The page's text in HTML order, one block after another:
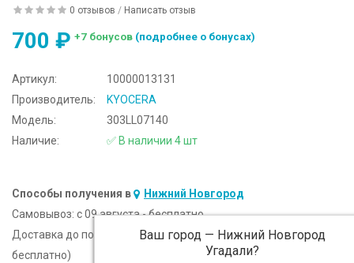
0 отзывов / Написать отзыв
700 ₽ +7 бонусов (подробнее о бонусах)
Артикул:
10000013131
Производитель:
KYOCERA
Модель:
303LL07140
Наличие:
✅ В наличии 4 шт
Способы получения в Нижний Новгород
Ваш город — Нижний Новгород
Угадали?
Самовывоз: c 09 августа - бесплатно
Доставка до подъезда:
c 09 августа - 300 ₽ (от 5 000 ₽
бесплатно)